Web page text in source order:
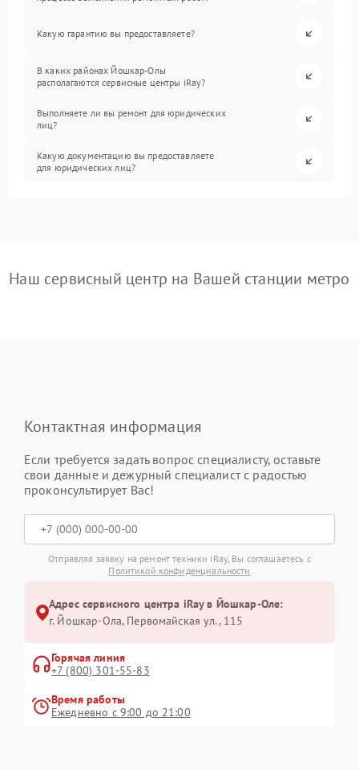
Какую гарантию вы предоставляете?
В каких районах Йошкар-Олы
располагаются сервисные центры iRay?
Выполняете ли вы ремонт для юридических
лиц?
Какую документацию вы предоставляете
для юридических лиц?
Наш сервисный центр на Вашей станции метро
Контактная информация
Если требуется задать вопрос специалисту, оставьте
свои данные и дежурный специалист с радостью
проконсультирует Вас!
Отправляя заявку на ремонт техники iRay, Вы соглашаетесь с
Политикой конфиденциальности
Адрес сервисного центра iRay в Йошкар-Оле:
г. Йошкар-Ола, Первомайская ул., 115
Горячая линия
+7 (800) 301-55-83
Время работы
Ежедневно с 9:00 до 21:00